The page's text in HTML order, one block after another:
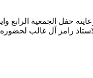
حفل الجمعية الرابع
رامز آل غالب لحضوره